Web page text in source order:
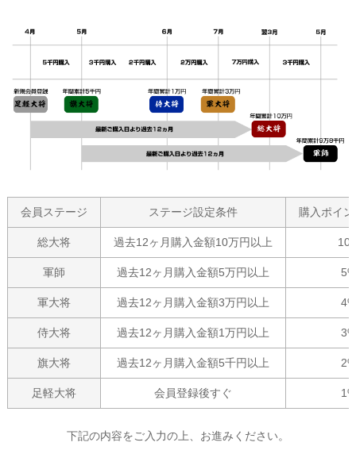
会員ステージ ステージ設定条件 購入ポイ
総大将 過去12ヶ月購入金額10万円以上
軍師 過去12ヶ月購入金額5万円以上 5%
軍大将 過去12ヶ月購入金額3万円以上 4%
侍大将 過去12ヶ月購入金額1万円以上 3%
旗大将 過去12ヶ月購入金額5千円以上 2%
足軽大将 会員登録後すぐ 1%
下記の内容をご入力の上、お進みください。